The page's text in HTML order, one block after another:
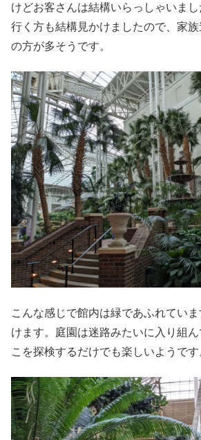
けどお客さんは結構いらっしゃいま
行く方も結構見かけましたので、家
の方が多そうです。
こんな感じで館内は緑であふれてい
けます。庭園は迷路みたいに入り組
こを探検するだけでも楽しいようです